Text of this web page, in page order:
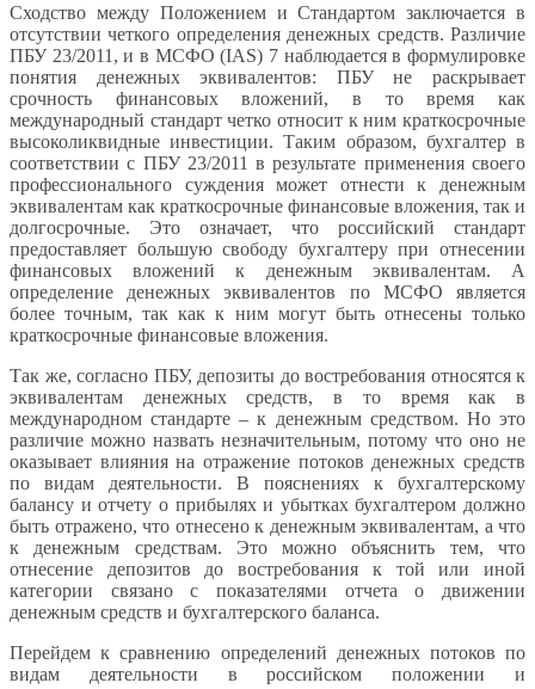
Сходство между Положением и Стандартом заключается в
отсутствии четкого определения денежных средств. Различие
ПБУ 23/2011, и в МСФО (IAS) 7 наблюдается в формулировке
понятия денежных эквивалентов: ПБУ не раскрывает
срочность финансовых вложений, в то время как
международный стандарт четко относит к ним краткосрочные
высоколиквидные инвестиции. Таким образом, бухгалтер в
соответствии с ПБУ 23/2011 в результате применения своего
профессионального суждения может отнести к денежным
эквивалентам как краткосрочные финансовые вложения, так и
долгосрочные. Это означает, что российский стандарт
предоставляет большую свободу бухгалтеру при отнесении
финансовых вложений к денежным эквивалентам. А
определение денежных эквивалентов по МСФО является
более точным, так как к ним могут быть отнесены только
краткосрочные финансовые вложения.
Так же, согласно ПБУ, депозиты до востребования относятся к
эквивалентам денежных средств, в то время как в
международном стандарте – к денежным средством. Но это
различие можно назвать незначительным, потому что оно не
оказывает влияния на отражение потоков денежных средств
по видам деятельности. В пояснениях к бухгалтерскому
балансу и отчету о прибылях и убытках бухгалтером должно
быть отражено, что отнесено к денежным эквивалентам, а что
к денежным средствам. Это можно объяснить тем, что
отнесение депозитов до востребования к той или иной
категории связано с показателями отчета о движении
денежным средств и бухгалтерского баланса.
Перейдем к сравнению определений денежных потоков по
видам деятельности в российском положении и